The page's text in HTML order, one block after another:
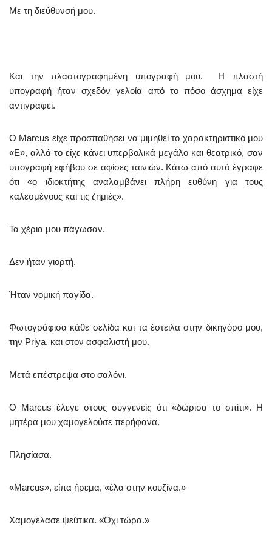
Με τη διεύθυνσή μου.
Και την πλαστογραφημένη υπογραφή μου. Η πλαστή
υπογραφή ήταν σχεδόν γελοία από το πόσο άσχημα είχε
αντιγραφεί.
Ο Marcus είχε προσπαθήσει να μιμηθεί το χαρακτηριστικό μου
«E», αλλά το είχε κάνει υπερβολικά μεγάλο και θεατρικό, σαν
υπογραφή εφήβου σε αφίσες ταινιών. Κάτω από αυτό έγραφε
ότι «ο ιδιοκτήτης αναλαμβάνει πλήρη ευθύνη για τους
καλεσμένους και τις ζημιές».
Τα χέρια μου πάγωσαν.
Δεν ήταν γιορτή.
Ήταν νομική παγίδα.
Φωτογράφισα κάθε σελίδα και τα έστειλα στην δικηγόρο μου,
την Priya, και στον ασφαλιστή μου.
Μετά επέστρεψα στο σαλόνι.
Ο Marcus έλεγε στους συγγενείς ότι «δώρισα το σπίτι». Η
μητέρα μου χαμογελούσε περήφανα.
Πλησίασα.
«Marcus», είπα ήρεμα, «έλα στην κουζίνα.»
Χαμογέλασε ψεύτικα. «Όχι τώρα.»